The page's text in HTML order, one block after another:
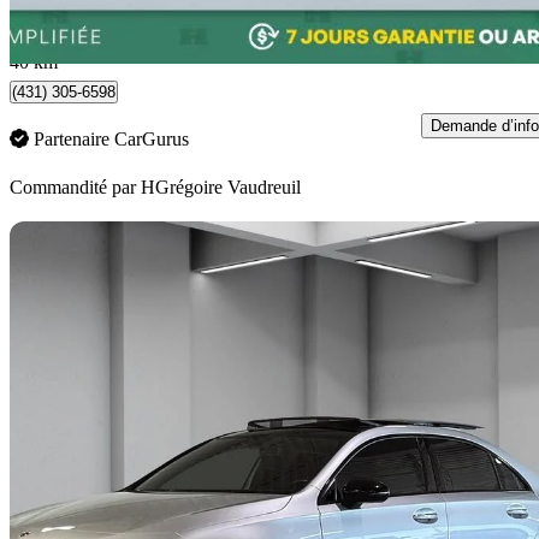
Vaudreuil-Dorion, QC
40 km
(431) 305-6598
Partenaire CarGurus
Demande d’info
Commandité parHGrégoire Vaudreuil